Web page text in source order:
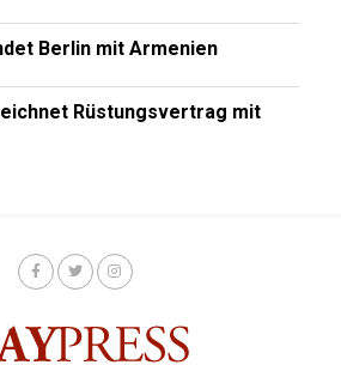
Berlin mit Armenien
Rüstungsvertrag mit